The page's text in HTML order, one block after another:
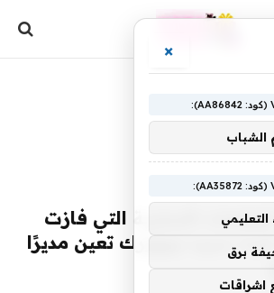
التجارية التي فازت
كيت سبيد نيويورك تعين مديرًا
×
الشباب
برق
اشراقات